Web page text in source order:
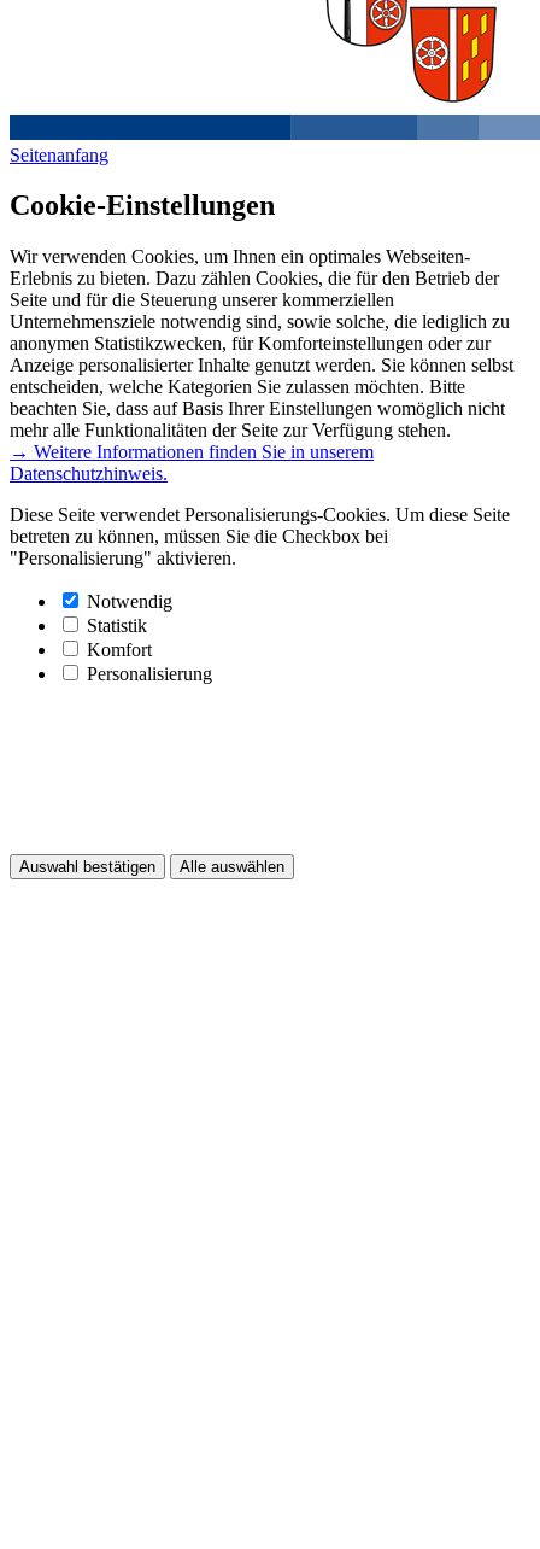
Seitenanfang
Cookie-Einstellungen
Wir verwenden Cookies, um Ihnen ein optimales Webseiten-
Erlebnis zu bieten. Dazu zählen Cookies, die für den Betrieb der
Seite und für die Steuerung unserer kommerziellen
Unternehmensziele notwendig sind, sowie solche, die lediglich zu
anonymen Statistikzwecken, für Komforteinstellungen oder zur
Anzeige personalisierter Inhalte genutzt werden. Sie können selbst
entscheiden, welche Kategorien Sie zulassen möchten. Bitte
beachten Sie, dass auf Basis Ihrer Einstellungen womöglich nicht
mehr alle Funktionalitäten der Seite zur Verfügung stehen.
→ Weitere Informationen finden Sie in unserem
Datenschutzhinweis.
Diese Seite verwendet Personalisierungs-Cookies. Um diese Seite
betreten zu können, müssen Sie die Checkbox bei
"Personalisierung" aktivieren.
Notwendig
Statistik
Komfort
Personalisierung
Auswahl bestätigen Alle auswählen